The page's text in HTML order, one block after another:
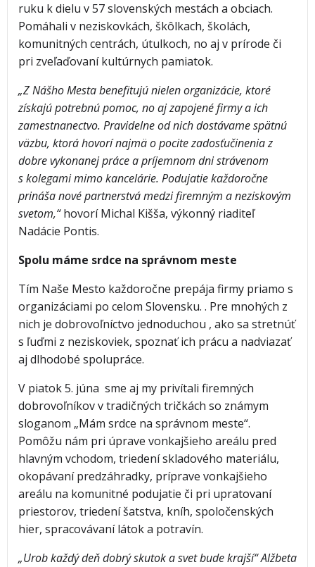
ruku k dielu v 57 slovenských mestách a obciach.
Pomáhali v neziskovkách, škôlkach, školách,
komunitných centrách, útulkoch, no aj v prírode či
pri zveľaďovaní kultúrnych pamiatok.
„Z Nášho Mesta benefitujú nielen organizácie, ktoré
získajú potrebnú pomoc, no aj zapojené firmy a ich
zamestnanectvo. Pravidelne od nich dostávame spätnú
väzbu, ktorá hovorí najmä o pocite zadosťučinenia z
dobre vykonanej práce a príjemnom dni strávenom
s kolegami mimo kancelárie. Podujatie každoročne
prináša nové partnerstvá medzi firemným a neziskovým
svetom,“hovorí Michal Kišša, výkonný riaditeľ
Nadácie Pontis.
Spolu máme srdce na správnom meste
Tím Naše Mesto každoročne prepája firmy priamo s
organizáciami po celom Slovensku. . Pre mnohých z
nich je dobrovoľníctvo jednoduchou , ako sa stretnúť
s ľuďmi z neziskoviek, spoznať ich prácu a nadviazať
aj dlhodobé spolupráce.
V piatok 5. júna sme aj my privítali firemných
dobrovoľníkov v tradičných tričkách so známym
sloganom „Mám srdce na správnom meste“.
Pomôžu nám pri úprave vonkajšieho areálu pred
hlavným vchodom, triedení skladového materiálu,
okopávaní predzáhradky, príprave vonkajšieho
areálu na komunitné podujatie či pri upratovaní
priestorov, triedení šatstva, kníh, spoločenských
hier, spracovávaní látok a potravín.
„Urob každý deň dobrý skutok a svet bude krajší“ Alžbeta